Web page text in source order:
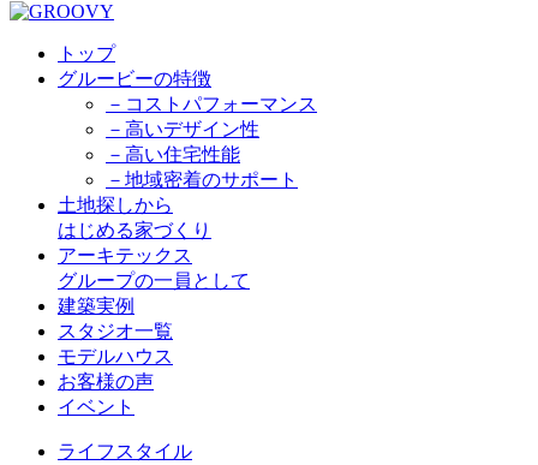
トップ
グルービーの特徴
－コストパフォーマンス
－高いデザイン性
－高い住宅性能
－地域密着のサポート
土地探しから
はじめる家づくり
アーキテックス
グループの一員として
建築実例
スタジオ一覧
モデルハウス
お客様の声
イベント
ライフスタイル